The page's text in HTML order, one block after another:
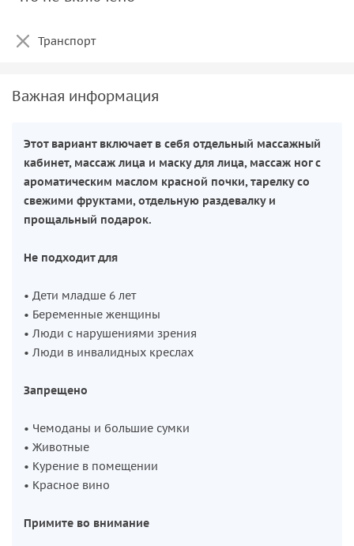
Тарелка свежих фруктов
Транспорт
Важная информация
Этот вариант включает в себя отдельный массажный
кабинет, массаж лица и маску для лица, массаж ног с
ароматическим маслом красной почки, тарелку со
свежими фруктами, отдельную раздевалку и
прощальный подарок.
Не подходит для
• Дети младше 6 лет
• Беременные женщины
• Люди с нарушениями зрения
• Люди в инвалидных креслах
Запрещено
• Чемоданы и большие сумки
• Животные
• Курение в помещении
• Красное вино
Примите во внимание